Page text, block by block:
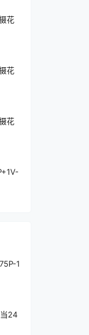
花
花
花
1
24